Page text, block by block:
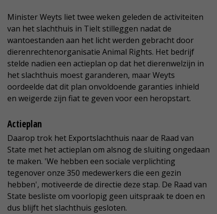
Minister Weyts liet twee weken geleden de activiteiten
van het slachthuis in Tielt stilleggen nadat de
wantoestanden aan het licht werden gebracht door
dierenrechtenorganisatie Animal Rights. Het bedrijf
stelde nadien een actieplan op dat het dierenwelzijn in
het slachthuis moest garanderen, maar Weyts
oordeelde dat dit plan onvoldoende garanties inhield
en weigerde zijn fiat te geven voor een heropstart.
Actieplan
Daarop trok het Exportslachthuis naar de Raad van
State met het actieplan om alsnog de sluiting ongedaan
te maken. 'We hebben een sociale verplichting
tegenover onze 350 medewerkers die een gezin
hebben', motiveerde de directie deze stap. De Raad van
State besliste om voorlopig geen uitspraak te doen en
dus blijft het slachthuis gesloten.